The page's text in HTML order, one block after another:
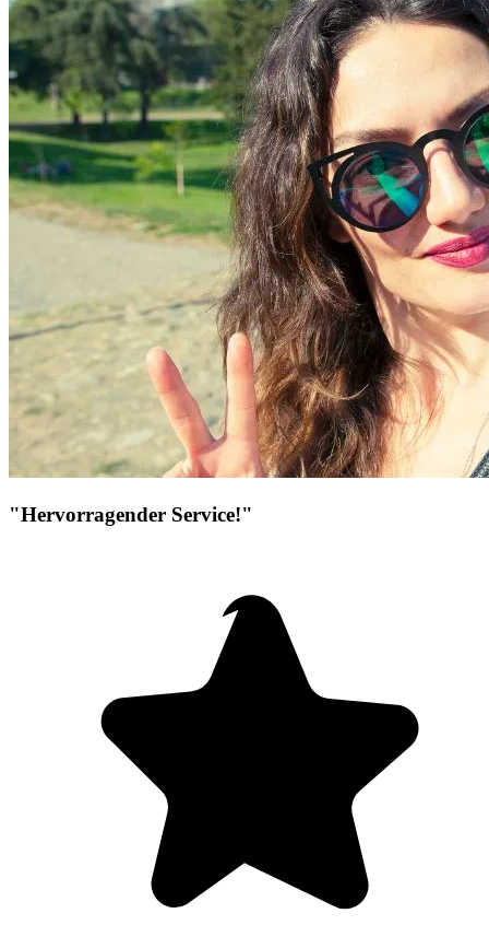
"Hervorragender Service!"